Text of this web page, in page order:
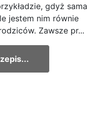
gdyż sama
jestem nim równie
Zawsze pr...